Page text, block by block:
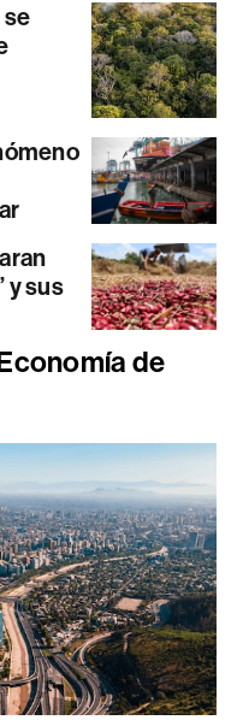
se
y sus
de